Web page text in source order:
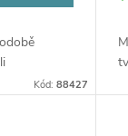
Kód: 88427